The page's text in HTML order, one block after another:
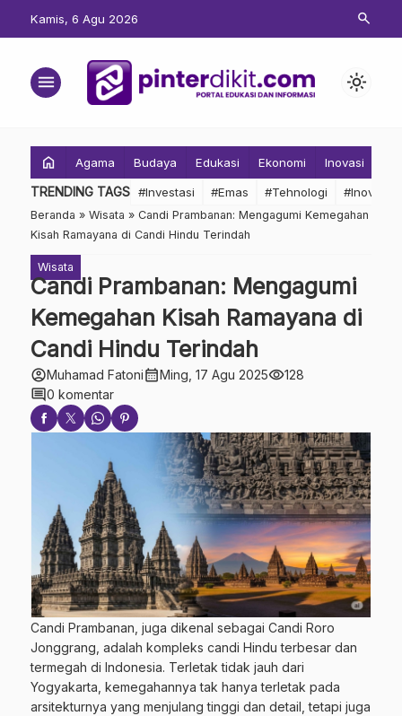
Kamis, 6 Agu 2026 search
menu light_mode
home Agama Budaya Edukasi Ekonomi Inovasi
TRENDING TAGS #Investasi #Emas #Tehnologi #Inovasi
Beranda » Wisata » Candi Prambanan: Mengagumi Kemegahan
Kisah Ramayana di Candi Hindu Terindah
Wisata
Candi Prambanan: Mengagumi
Kemegahan Kisah Ramayana di
Candi Hindu Terindah
account_circleMuhamad Fatonicalendar_monthMing, 17 Agu 2025visibility128
comment0 komentar
Candi Prambanan, juga dikenal sebagai Candi Roro
Jonggrang, adalah kompleks candi Hindu terbesar dan
termegah di Indonesia. Terletak tidak jauh dari
Yogyakarta, kemegahannya tak hanya terletak pada
arsitekturnya yang menjulang tinggi dan detail, tetapi juga